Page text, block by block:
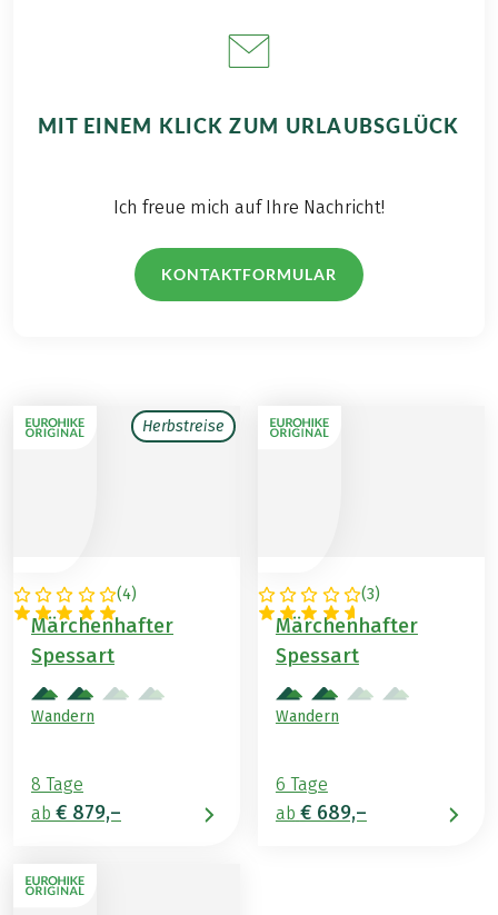
MIT EINEM KLICK ZUM URLAUBSGLÜCK
Ich freue mich auf Ihre Nachricht!
KONTAKTFORMULAR
Herbstreise
(4)
DEUTSCHLAND
Märchenhafter
Spessart
Wandern
8 Tage
ab € 879,–
(3)
DEUTSCHLAND
Märchenhafter
Spessart
Wandern
6 Tage
ab € 689,–